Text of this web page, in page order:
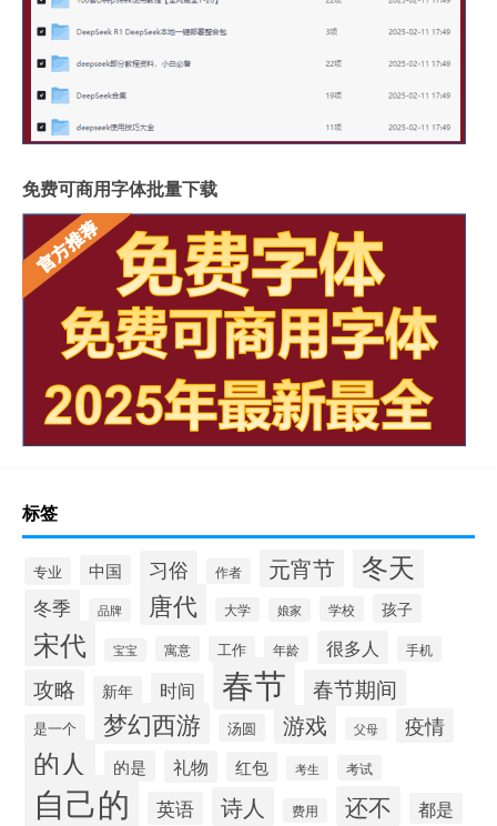
免费可商用字体批量下载
标签
专业 中国 习俗 作者 元宵节 冬天
冬季 品牌 唐代 大学 娘家 学校 孩子
宋代 宝宝 寓意 工作 年龄 很多人 手机
攻略 新年 时间 春节 春节期间
是一个 梦幻西游 汤圆 游戏 父母 疫情
的人 的是 礼物 红包 考生 考试
自己的 英语 诗人 费用 还不 都是